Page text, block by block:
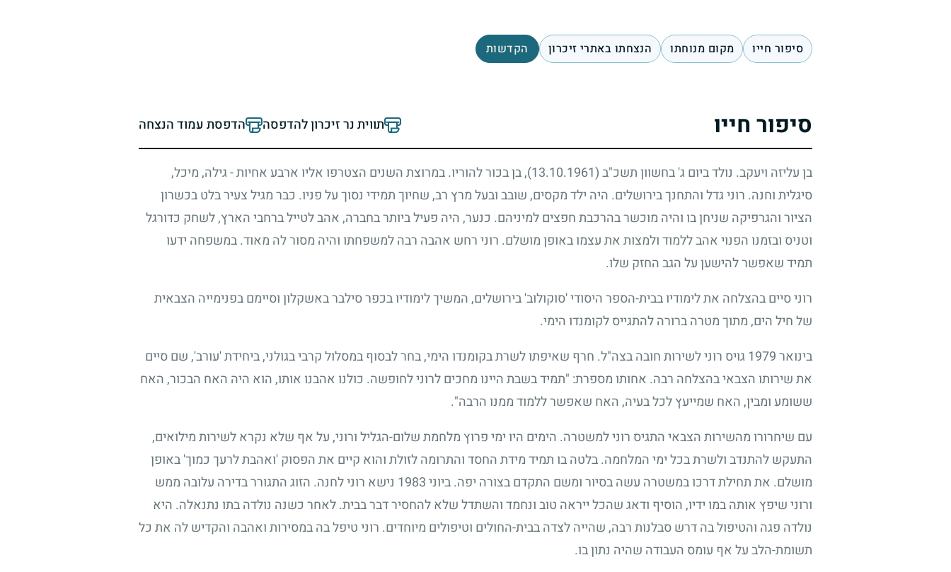
סיפור חייו מקום מנוחתו הנצחתו באתרי זיכרון הקדשות
סיפור חייו תווית נר זיכרון להדפסה הדפסת עמוד הנצחה
בן עליזה ויעקב. נולד ביום ג' בחשוון תשכ"ב(13.10.1961)
, בן בכור להוריו. במרוצת השנים הצטרפו אליו ארבע אחיות - גילה, מיכל,
סיגלית וחנה. רוני גדל והתחנך בירושלים. היה ילד מקסים, שובב ובעל מרץ רב, שחיוך תמידי נסוך על פניו. כבר מגיל צעיר בלט בכשרון
הציור והגרפיקה שניחן בו והיה מוכשר בהרכבת חפצים למיניהם. כנער, היה פעיל ביותר בחברה, אהב לטייל ברחבי הארץ, לשחק כדורגל
וטניס ובזמנו הפנוי אהב ללמוד ולמצות את עצמו באופן מושלם. רוני רחש אהבה רבה למשפחתו והיה מסור לה מאוד. במשפחה ידעו
תמיד שאפשר להישען על הגב החזק שלו.
רוני סיים בהצלחה את לימודיו בבית-הספר היסודי 'סוקולוב' בירושלים, המשיך לימודיו בכפר סילבר באשקלון וסיימם בפנימייה הצבאית
של חיל הים, מתוך מטרה ברורה להתגייס לקומנדו הימי.
בינואר1979 גויס רוני לשירות חובה בצה"ל. חרף שאיפתו לשרת בקומנדו הימי, בחר לבסוף במסלול קרבי בגולני, ביחידת 'עורב', שם סיים
את שירותו הצבאי בהצלחה רבה. אחותו מספרת: "תמיד בשבת היינו מחכים לרוני לחופשה. כולנו אהבנו אותו, הוא היה האח הבכור, האח
ששומע ומבין, האח שמייעץ לכל בעיה, האח שאפשר ללמוד ממנו הרבה".
עם שיחרורו מהשירות הצבאי התגיס רוני למשטרה. הימים היו ימי פרוץ מלחמת שלום-הגליל ורוני, על אף שלא נקרא לשירות מילואים,
התעקש להתנדב ולשרת בכל ימי המלחמה. בלטה בו תמיד מידת החסד והתרומה לזולת והוא קיים את הפסוק 'ואהבת לרעך כמוך' באופן
מושלם. את תחילת דרכו במשטרה עשה בסיור ומשם התקדם בצורה יפה. ביוני1983 נישא רוני לחנה. הזוג התגורר בדירה עלובה ממש
ורוני שיפץ אותה במו ידיו, הוסיף ודאג שהכל ייראה טוב ונחמד והשתדל שלא להחסיר דבר בבית. לאחר כשנה נולדה בתו נתנאלה. היא
נולדה פגה והטיפול בה דרש סבלנות רבה, שהייה לצדה בבית-החולים וטיפולים מיוחדים. רוני טיפל בה במסירות ואהבה והקדיש לה את כל
תשומת-הלב על אף עומס העבודה שהיה נתון בו.